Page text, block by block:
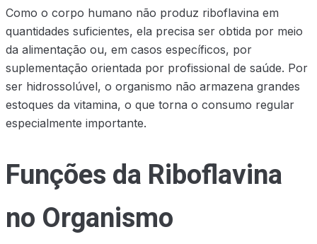
Como o corpo humano não produz riboflavina em
quantidades suficientes, ela precisa ser obtida por meio
da alimentação ou, em casos específicos, por
suplementação orientada por profissional de saúde. Por
ser hidrossolúvel, o organismo não armazena grandes
estoques da vitamina, o que torna o consumo regular
especialmente importante.
Funções da Riboflavina
no Organismo